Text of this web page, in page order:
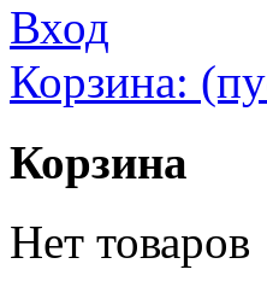
Вход
Корзина:
Корзина
Нет товаров